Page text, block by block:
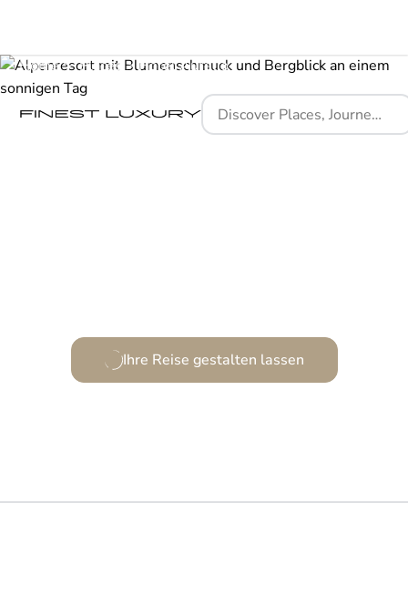
Home Places Hotel Aurelio
Ihre Reise gestalten lassen